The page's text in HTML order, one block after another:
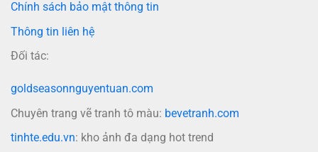
Chính sách bảo mật thông tin
Thông tin liên hệ
Đối tác:
goldseasonnguyentuan.com
Chuyên trang vẽ tranh tô màu: bevetranh.com
tinhte.edu.vn: kho ảnh đa dạng hot trend